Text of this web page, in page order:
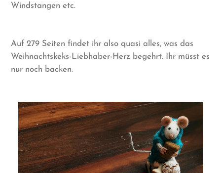
Windstangen etc.
Auf 279 Seiten findet ihr also quasi alles, was das
Weihnachtskeks-Liebhaber-Herz begehrt. Ihr müsst es
nur noch backen.